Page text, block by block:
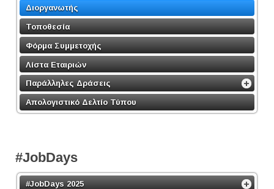
Διοργανωτής
Τοποθεσία
Φόρμα Συμμετοχής
Λίστα Εταιριών
Παράλληλες Δράσεις
Απολογιστικό Δελτίο Τύπου
#JobDays
#JobDays 2025